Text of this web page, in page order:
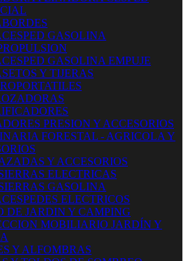
GASOLINA
GASOLINA EMPUJE
Y TIJERAS
PRESION Y ACCESORIOS
FORESTAL - AGRICOLA Y
Y ACCESORIOS
ELECTRICAS
GASOLINA
ELECTRICOS
DE JARDIN Y CAMPING
MOBILIARIO JARDÍN Y
Y ALFOMBRAS